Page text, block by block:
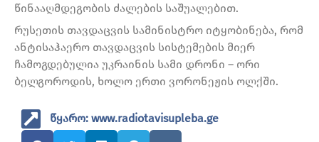
წინააღმდეგობის ძალების საშუალებით.
რუსეთის თავდაცვის სამინისტრო იტყობინება, რომ
ანტისაჰაერო თავდაცვის სისტემების მიერ
ჩამოგდებულია უკრაინის სამი დრონი – ორი
ბელგოროდის, ხოლო ერთი ვორონეჟის ოლქში.
წყარო: www.radiotavisupleba.ge